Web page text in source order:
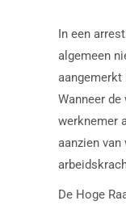
In een
algemeen
aangemerkt
Wanneer
werknemer
aanzien
De Hoge